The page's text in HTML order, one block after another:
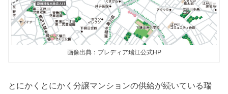
画像出典：プレディア瑞江公式HP
とにかくとにかく分譲マンションの供給が続いている瑞